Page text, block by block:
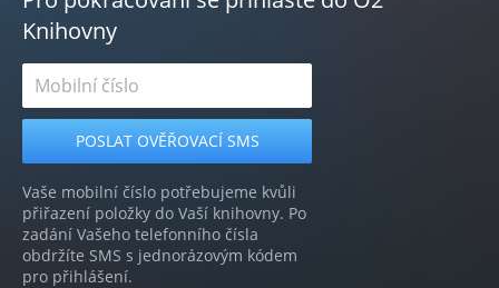
Knihovny
Vaše mobilní číslo potřebujeme kvůli
přiřazení položky do Vaší knihovny. Po
zadání Vašeho telefonního čísla
obdržíte SMS s jednorázovým kódem
pro přihlášení.